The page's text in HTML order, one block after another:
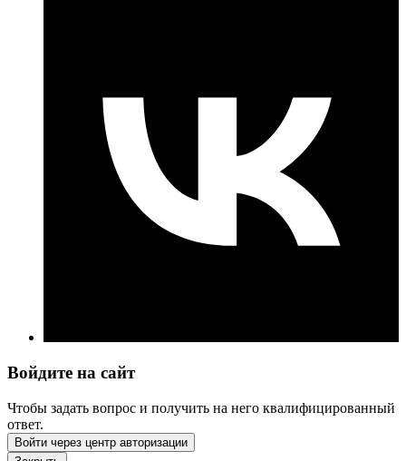
Войдите на сайт
Чтобы задать вопрос и получить на него квалифицированный
ответ.
Войти через центр авторизации